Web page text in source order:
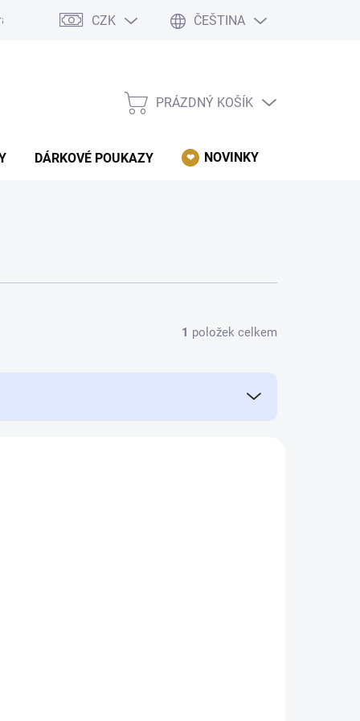
reklamace, odstoupení od kupní smlouvy. Podmínky ochrany
CZK ČEŠTINA
NÁKUPNÍ
PRÁZDNÝ KOŠÍK
DÁRKOVÉ POUKAZY NOVINKY
1 položek celkem